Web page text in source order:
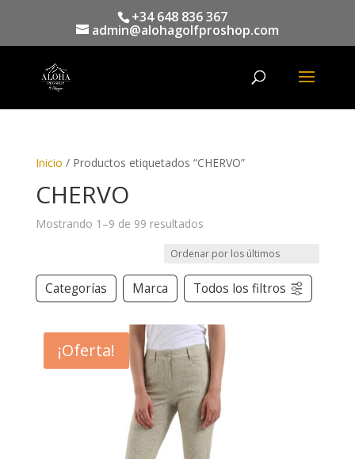
+34 648 836 367
admin@alohagolfproshop.com
productos
Inicio / Productos etiquetados “CHERVO”
CHERVO
Mostrando 1–9 de 99 resultados
Categorías Marca Todos los filtros
¡Oferta!